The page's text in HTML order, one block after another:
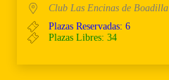
Club Las Encinas de Boadilla
Plazas Reservadas: 6
Plazas Libres: 34